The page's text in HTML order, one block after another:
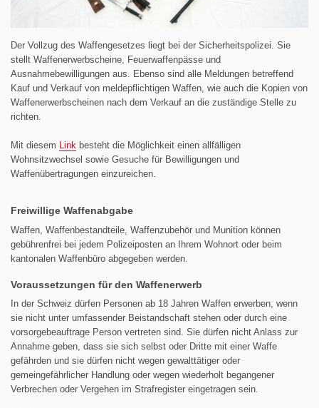
Der Vollzug des Waffengesetzes liegt bei der Sicherheitspolizei. Sie
stellt Waffenerwerbscheine, Feuerwaffenpässe und
Ausnahmebewilligungen aus. Ebenso sind alle Meldungen betreffend
Kauf und Verkauf von meldepflichtigen Waffen, wie auch die Kopien von
Waffenerwerbscheinen nach dem Verkauf an die zuständige Stelle zu
richten.
Mit diesem Link besteht die Möglichkeit einen allfälligen
Wohnsitzwechsel sowie Gesuche für Bewilligungen und
Waffenübertragungen einzureichen.
Freiwillige Waffenabgabe
Waffen, Waffenbestandteile, Waffenzubehör und Munition können
gebührenfrei bei jedem Polizeiposten an Ihrem Wohnort oder beim
kantonalen Waffenbüro abgegeben werden.
Voraussetzungen für den Waffenerwerb
In der Schweiz dürfen Personen ab 18 Jahren Waffen erwerben, wenn
sie nicht unter umfassender Beistandschaft stehen oder durch eine
vorsorgebeauftrage Person vertreten sind. Sie dürfen nicht Anlass zur
Annahme geben, dass sie sich selbst oder Dritte mit einer Waffe
gefährden und sie dürfen nicht wegen gewalttätiger oder
gemeingefährlicher Handlung oder wegen wiederholt begangener
Verbrechen oder Vergehen im Strafregister eingetragen sein.